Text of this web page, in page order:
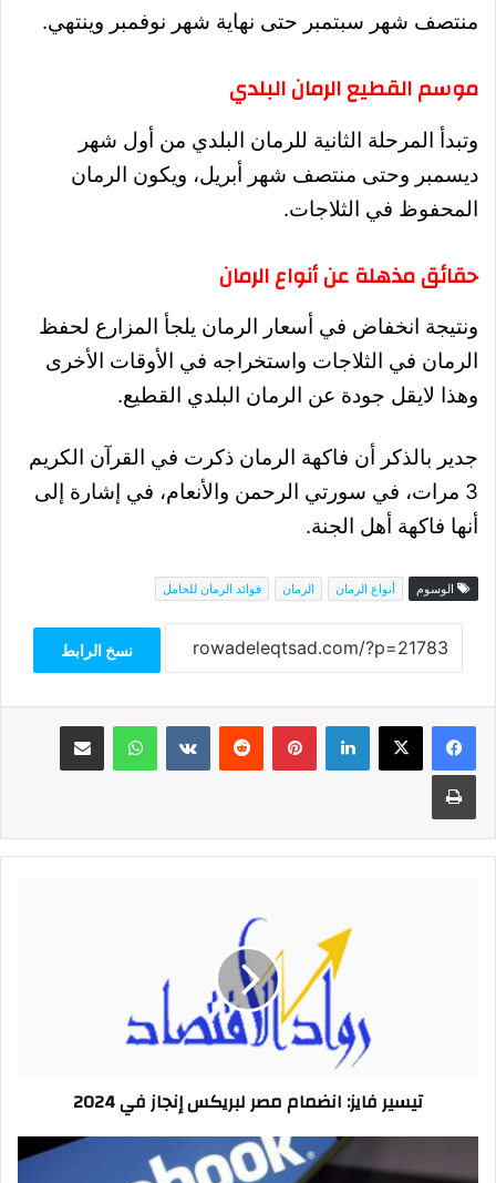
منتصف شهر سبتمبر حتى نهاية شهر نوفمبر وينتهي.
موسم القطيع الرمان البلدي
وتبدأ المرحلة الثانية للرمان البلدي من أول شهر
ديسمبر وحتى منتصف شهر أبريل، ويكون الرمان
المحفوظ في الثلاجات.
حقائق مذهلة عن أنواع الرمان
ونتيجة انخفاض في أسعار الرمان يلجأ المزارع لحفظ
الرمان في الثلاجات واستخراجه في الأوقات الأخرى
وهذا لايقل جودة عن الرمان البلدي القطيع.
جدير بالذكر أن فاكهة الرمان ذكرت في القرآن الكريم
3 مرات، في سورتي الرحمن والأنعام، في إشارة إلى
أنها فاكهة أهل الجنة.
الوسوم أنواع الرمان الرمان فوائد الرمان للحامل
نسخ الرابط
فيسبوك‫X لينكدإن بينتيريست واتساب مشاركة عبر البريد
طباعة
تيسير فايز: انضمام مصر لبريكس إنجاز في 2024
حساباتك